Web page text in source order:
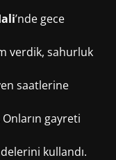
’nde gece
verdik, sahurluk
saatlerine
Onların gayreti
kullandı.